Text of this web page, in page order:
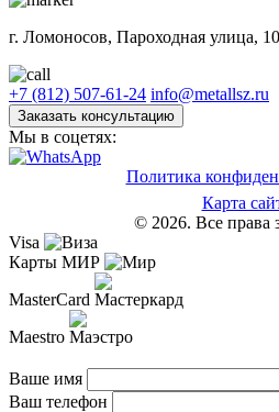
г. Ломоносов, Пароходная улица,
+7 (812) 507-61-24 info@metallsz.ru
Заказать консультацию
Мы в соцетях:
Политика
Карта
© 2026. Все права
Visa
Карты МИР
MasterCard
Maestro
Ваше имя
Ваш телефон